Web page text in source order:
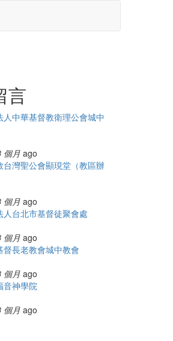
言
人中華基督教衛理公會城中
個月ago
台灣聖公會顯現堂（教區辦
個月ago
人台北市基督徒聚會處
個月ago
督長老教會城中教會
個月ago
音神學院
個月ago